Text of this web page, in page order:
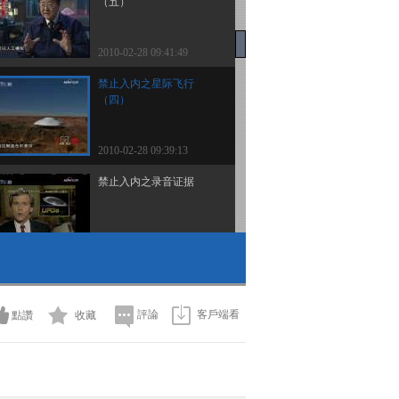
2010-02-28 09:41:49
禁止入内之星际飞行
（四）
2010-02-28 09:39:13
禁止入内之录音证据
2010-02-28 09:39:11
點讚 收藏 評論 客戶端看